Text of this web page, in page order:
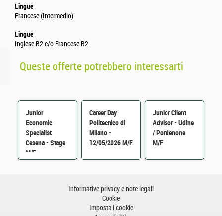
Lingue
Francese (Intermedio)
Lingue
Inglese B2 e/o Francese B2
Queste offerte potrebbero interessarti
Junior
Economic
Specialist
Cesena - Stage
M/F
Career Day
Politecnico di
Milano -
12/05/2026 M/F
Junior Client
Advisor - Udine
/ Pordenone
M/F
Informative privacy e note legali
Cookie
Imposta i cookie